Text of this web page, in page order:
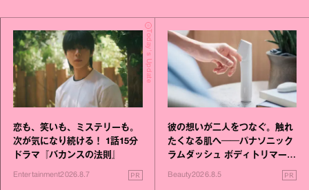
Today's Update
恋も、笑いも、ミステリーも。
次が気になり続ける！ 1話15分
ドラマ『バカンスの法則』
Entertainment2026.8.7 PR
彼の想いが二人をつなぐ。触れ
たくなる肌へ──パナソニック
ラムダッシュ ボディトリマーが
進化！
Beauty2026.8.5 PR